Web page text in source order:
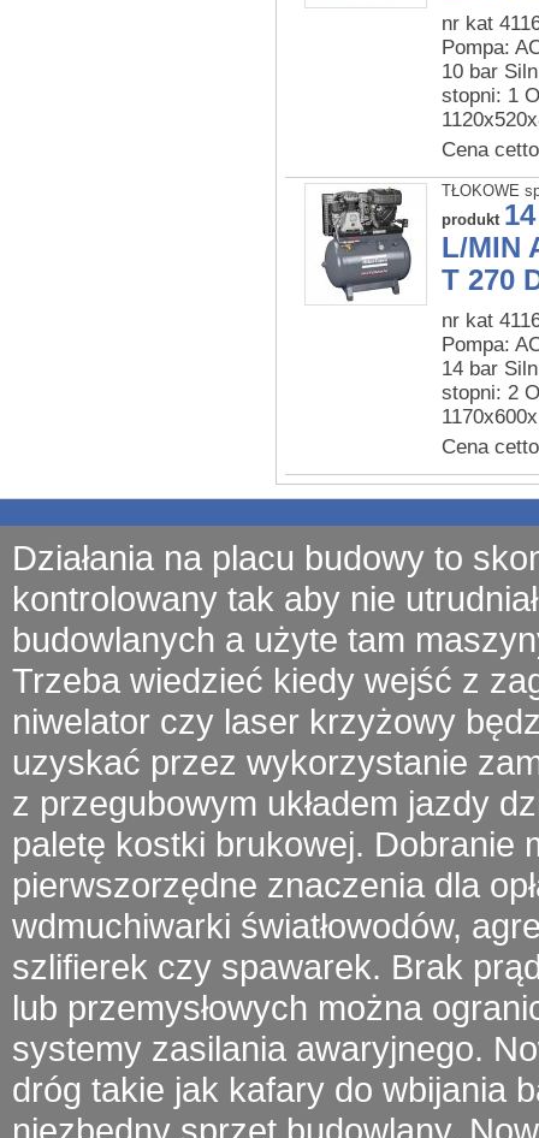
nr kat
Pompa:
10 bar
stopni: 1
Cena
TŁOKOWE
produkt
L/MIN
T 270
nr kat
Pompa:
14 bar
stopni: 2
Cena
Działania na placu budowy to
kontrolowany tak aby nie
budowlanych a użyte tam
Trzeba wiedzieć kiedy wejść z
niwelator czy laser krzyżowy
uzyskać przez wykorzystanie
z przegubowym układem jazdy
paletę kostki brukowej. Dobranie
pierwszorzędne znaczenia dla
wdmuchiwarki światłowodów,
szlifierek czy spawarek. Brak
lub przemysłowych można
systemy zasilania awaryjnego.
dróg takie jak kafary do wbijania